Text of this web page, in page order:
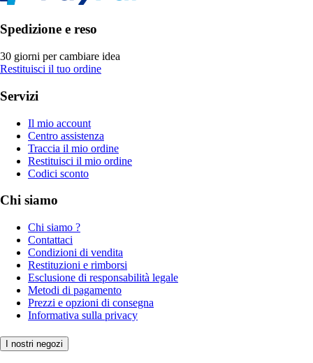
Spedizione e reso
30 giorni per cambiare idea
Restituisci il tuo ordine
Servizi
Il mio account
Centro assistenza
Traccia il mio ordine
Restituisci il mio ordine
Codici sconto
Chi siamo
Chi siamo ?
Contattaci
Condizioni di vendita
Restituzioni e rimborsi
Esclusione di responsabilità legale
Metodi di pagamento
Prezzi e opzioni di consegna
Informativa sulla privacy
I nostri negozi